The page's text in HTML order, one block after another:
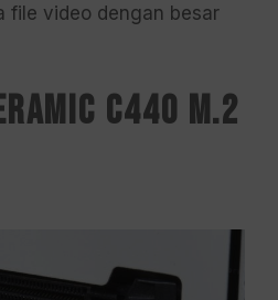
file video dengan besar
C440 M.2